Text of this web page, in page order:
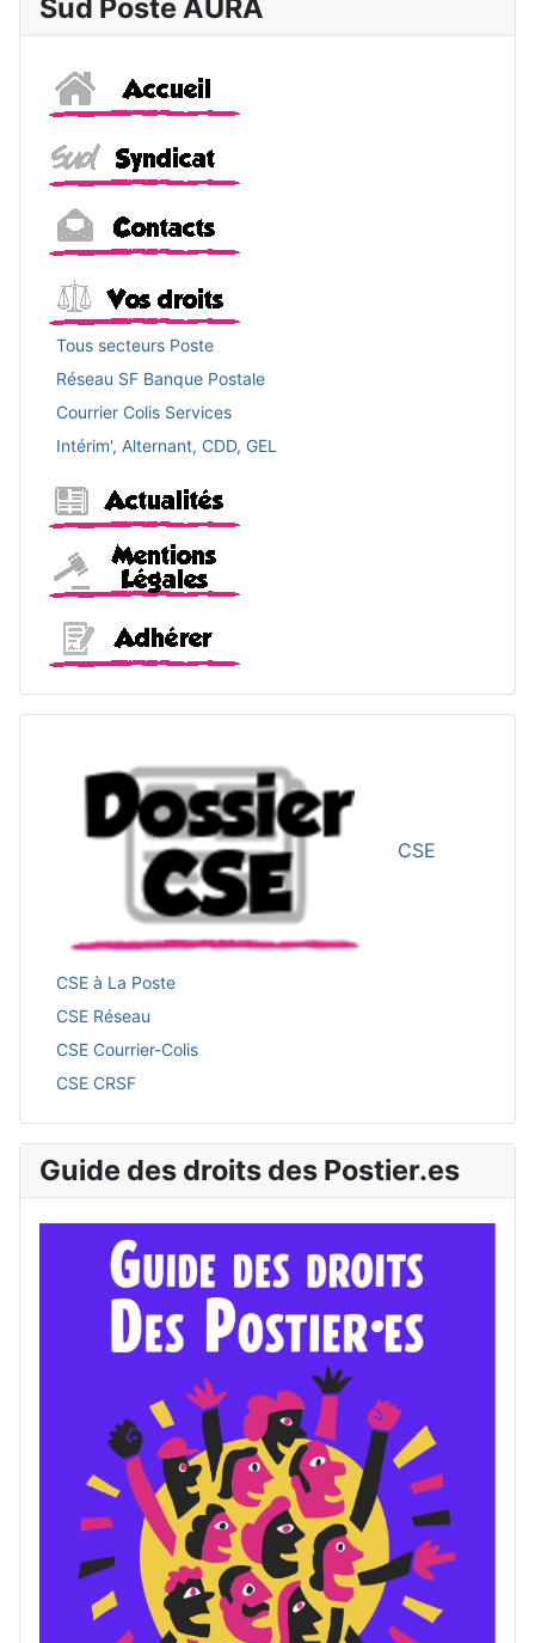
Sud Poste AURA
Tous secteurs Poste
Réseau SF Banque Postale
Courrier Colis Services
Intérim', Alternant, CDD, GEL
CSE
CSE à La Poste
CSE Réseau
CSE Courrier-Colis
CSE CRSF
Guide des droits des Postier.es